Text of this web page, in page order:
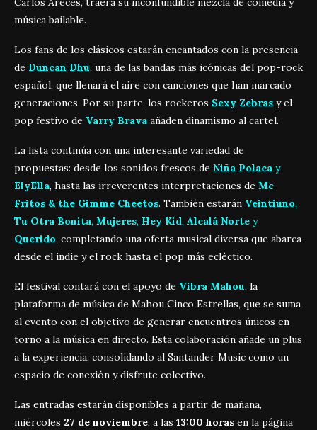
música bailable.
Los fans de los clásicos estarán encantados con la presencia
de Duncan Dhu, una de las bandas más icónicas del pop-rock
español, que llenará el aire con canciones que han marcado
generaciones. Por su parte, los rockeros Sexy Zebras y el
pop festivo de Varry Brava añaden dinamismo al cartel.
La lista continúa con una interesante variedad de
propuestas: desde los sonidos frescos de Niña Polaca y
ElyElla, hasta las irreverentes interpretaciones de Me
Fritos & the Gimme Cheetos. También estarán Veintiuno,
Tu Otra Bonita, Mujeres, Hey Kid, Alcalá Norte y
Querido, completando una oferta musical diversa que abarca
desde el indie y el rock hasta el pop más ecléctico.
El festival contará con el apoyo de Vibra Mahou, la
plataforma de música de Mahou Cinco Estrellas, que se suma
al evento con el objetivo de generar encuentros únicos en
torno a la música en directo. Esta colaboración añade un plus
a la experiencia, consolidando al Santander Music como un
espacio de conexión y disfrute colectivo.
Las entradas estarán disponibles a partir de mañana,
miércoles 27 de noviembre, a las 13:00 horas en la página